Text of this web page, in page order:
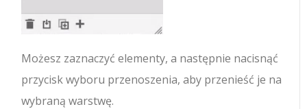
Możesz zaznaczyć elementy, a następnie nacisnąć
przycisk wyboru przenoszenia, aby przenieść je na
wybraną warstwę.